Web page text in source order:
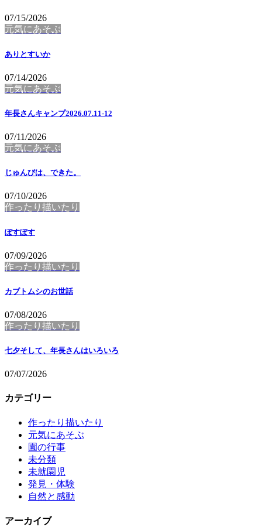
07/15/2026
元気にあそぶ
ありとすいか
07/14/2026
元気にあそぶ
年長さんキャンプ2026.07.11-12
07/11/2026
元気にあそぶ
じゅんびは、できた。
07/10/2026
作ったり描いたり
ぽすぽす
07/09/2026
作ったり描いたり
カブトムシのお世話
07/08/2026
作ったり描いたり
七夕そして、年長さんはいろいろ
07/07/2026
カテゴリー
作ったり描いたり
元気にあそぶ
園の行事
未分類
未就園児
発見・体験
自然と感動
アーカイブ